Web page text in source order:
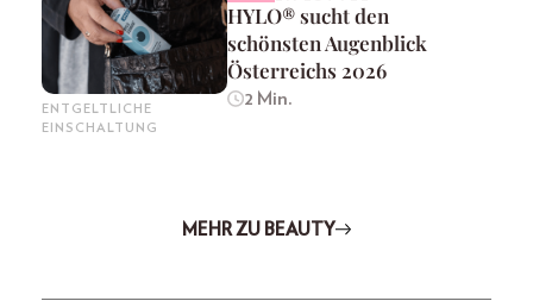
ENTGELTLICHE
EINSCHALTUNG
HYLO® sucht den
schönsten Augenblick
Österreichs 2026
2 Min.
MEHR ZU BEAUTY